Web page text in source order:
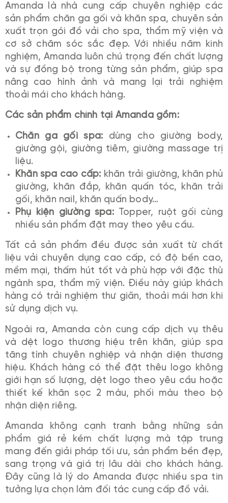
Amanda là nhà cung cấp chuyên nghiệp các
sản phẩm chăn ga gối và khăn spa, chuyên sản
xuất trọn gói đồ vải cho spa, thẩm mỹ viện và
cơ sở chăm sóc sắc đẹp. Với nhiều năm kinh
nghiệm, Amanda luôn chú trọng đến chất lượng
và sự đồng bộ trong từng sản phẩm, giúp spa
nâng cao hình ảnh và mang lại trải nghiệm
thoải mái cho khách hàng.
Các sản phẩm chính tại Amanda gồm:
Chăn ga gối spa: dùng cho giường body,
giường gội, giường tiêm, giường massage trị
liệu.
Khăn spa cao cấp: khăn trải giường, khăn phủ
giường, khăn đắp, khăn quấn tóc, khăn trải
gối, khăn nail, khăn quấn body…
Phụ kiện giường spa: Topper, ruột gối cùng
nhiều sản phẩm đặt may theo yêu cầu.
Tất cả sản phẩm đều được sản xuất từ chất
liệu vải chuyên dụng cao cấp, có độ bền cao,
mềm mại, thấm hút tốt và phù hợp với đặc thù
ngành spa, thẩm mỹ viện. Điều này giúp khách
hàng có trải nghiệm thư giãn, thoải mái hơn khi
sử dụng dịch vụ.
Ngoài ra, Amanda còn cung cấp dịch vụ thêu
và dệt logo thương hiệu trên khăn, giúp spa
tăng tính chuyên nghiệp và nhận diện thương
hiệu. Khách hàng có thể đặt thêu logo không
giới hạn số lượng, dệt logo theo yêu cầu hoặc
thiết kế khăn sọc 2 màu, phối màu theo bộ
nhận diện riêng.
Amanda không cạnh tranh bằng những sản
phẩm giá rẻ kém chất lượng mà tập trung
mang đến giải pháp tối ưu, sản phẩm bền đẹp,
sang trọng và giá trị lâu dài cho khách hàng.
Đây cũng là lý do Amanda được nhiều spa tin
tưởng lựa chọn làm đối tác cung cấp đồ vải.